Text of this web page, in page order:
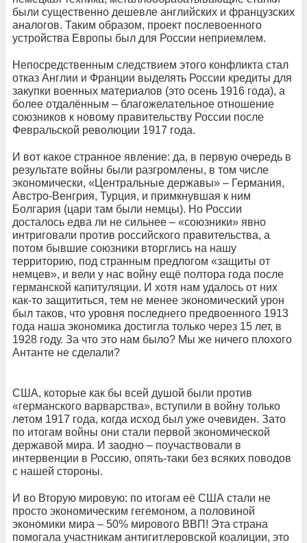
были существенно дешевле английских и французских
аналогов. Таким образом, проект послевоенного
устройства Европы был для России неприемлем.
Непосредственным следствием этого конфликта стал
отказ Англии и Франции выделять России кредиты для
закупки военных материалов (это осень 1916 года), а
более отдалённым – благожелательное отношение
союзников к новому правительству России после
Февральской революции 1917 года.
И вот какое странное явление: да, в первую очередь в
результате войны были разгромлены, в том числе
экономически, «Центральные державы» – Германия,
Австро-Венгрия, Турция, и примкнувшая к ним
Болгария (цари там были немцы). Но России
досталось едва ли не сильнее – «союзники» явно
интриговали против российского правительства, а
потом бывшие союзники вторглись на нашу
территорию, под странным предлогом «защиты от
немцев», и вели у нас войну ещё полтора года после
германской капитуляции. И хотя нам удалось от них
как-то защититься, тем не менее экономический урон
был таков, что уровня последнего предвоенного 1913
года наша экономика достигла только через 15 лет, в
1928 году. За что это нам было? Мы же ничего плохого
Антанте не сделали?
США, которые как бы всей душой были против
«германского варварства», вступили в войну только
летом 1917 года, когда исход был уже очевиден. Зато
по итогам войны они стали первой экономической
державой мира. И заодно – поучаствовали в
интервенции в Россию, опять-таки без всяких поводов
с нашей стороны.
И во Вторую мировую: по итогам её США стали не
просто экономическим гегемоном, а половиной
экономики мира – 50% мирового ВВП! Эта страна
помогала участникам антигитлеровской коалиции, это